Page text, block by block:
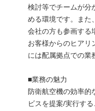
検討等でチームが分
める環境です。また
会社の方も参画する
お客様からのヒアリ
には配属拠点での業
■業務の魅力
防衛航空機の効率的
ビスを提案/実行す